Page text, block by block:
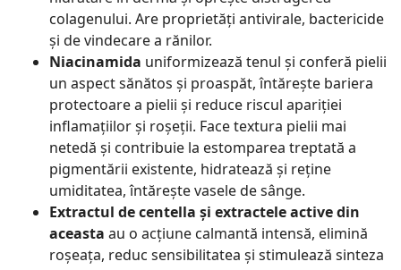
colagenului. Are proprietăți antivirale, bactericide
și de vindecare a rănilor.
Niacinamida uniformizează tenul și conferă pielii
un aspect sănătos și proaspăt, întărește bariera
protectoare a pielii și reduce riscul apariției
inflamațiilor și roșeții. Face textura pielii mai
netedă și contribuie la estomparea treptată a
pigmentării existente, hidratează și reține
umiditatea, întărește vasele de sânge.
Extractul de centella și extractele active din
aceasta au o acțiune calmantă intensă, elimină
roșeața, reduc sensibilitatea și stimulează sinteza